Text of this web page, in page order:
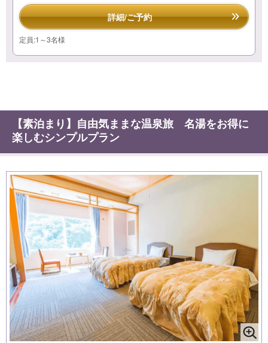
詳細/ご予約
定員:1～3名様
【素泊まり】自由気ままな温泉旅 名湯をお得に
楽しむシンプルプラン